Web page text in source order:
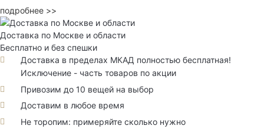
подробнее >>
Доставка по Москве и области
Бесплатно и без спешки
Доставка в пределах МКАД полностью бесплатная!
Исключение - часть товаров по акции
Привозим до 10 вещей на выбор
Доставим в любое время
Не торопим: примеряйте сколько нужно